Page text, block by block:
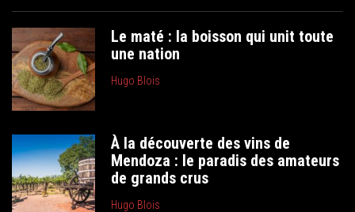
Le maté : la boisson qui unit toute
une nation
Hugo Blois
À la découverte des vins de
Mendoza : le paradis des amateurs
de grands crus
Hugo Blois